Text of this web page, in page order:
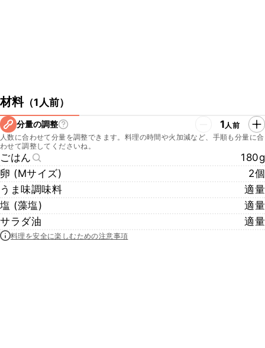
材料（1人前）
分量の調整 1人前
人数に合わせて分量を調整できます。料理の時間や火加減など、手順も分量に合
わせて調整してくださいね。
ごはん
180g
卵 (Mサイズ)
2個
うま味調味料
適量
塩 (藻塩)
適量
サラダ油
適量
料理を安全に楽しむための注意事項